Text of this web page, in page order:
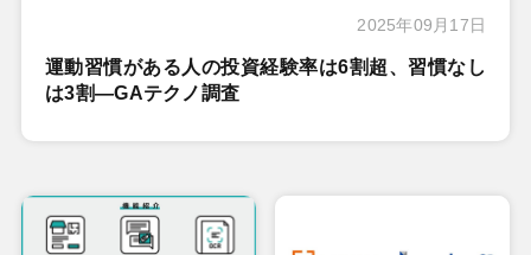
2025年09月17日
運動習慣がある人の投資経験率は6割超、習慣なし
は3割―GAテクノ調査